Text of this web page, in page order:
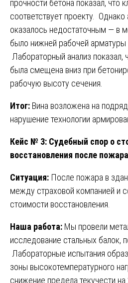
прочности бетона показал, что
соответствует проекту.
оказалось недостаточным — в
было нижней рабочей арматуры
Лабораторный анализ показал,
была смещена вниз при
рабочую высоту сечения.
Итог: Вина возложена на
нарушение технологии
Кейс № 3: Судебный спор о
восстановления после пожара
Ситуация: После пожара в
между страховой компанией и
стоимости восстановления.
Наша работа: Мы провели
исследование стальных балок,
Лабораторные испытания
зоны высокотемпературного
снижение предела текучести